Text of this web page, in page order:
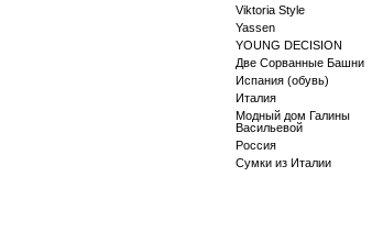
Viktoria Style
Yassen
YOUNG DECISION
Две Сорванные Башни
Испания (обувь)
Италия
Модный дом Галины
Васильевой
Россия
Сумки из Италии